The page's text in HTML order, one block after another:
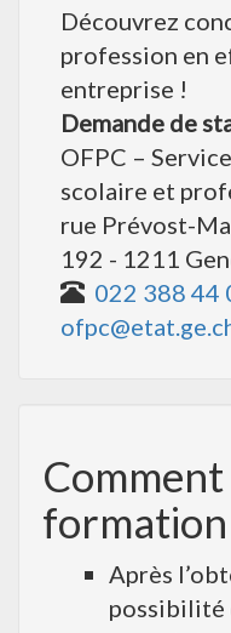
Découvrez
profession en
entreprise !
Demande de
OFPC –
scolaire et
rue Prévost-
192 - 1211
022 388 44
formation
Après
possibilité